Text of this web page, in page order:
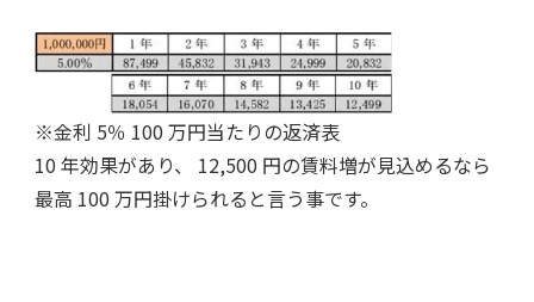
※金利 5％ 100 万円当たりの返済表
10 年効果があり、 12,500 円の賃料増が見込めるなら
最高 100 万円掛けられると言う事です。